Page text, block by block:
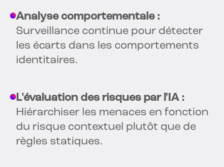
Analyse comportementale :
Surveillance continue pour détecter
les écarts dans les comportements
identitaires.
L'évaluation des risques par l'IA :
Hiérarchiser les menaces en fonction
du risque contextuel plutôt que de
règles statiques.